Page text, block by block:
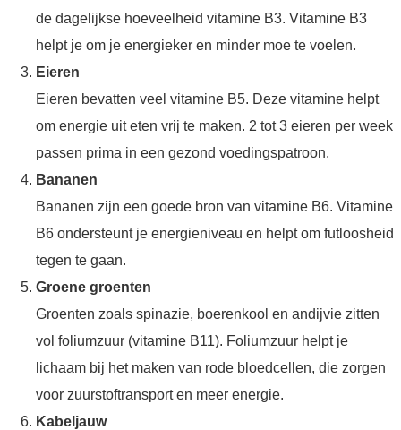
de dagelijkse hoeveelheid vitamine B3. Vitamine B3
helpt je om je energieker en minder moe te voelen.
Eieren
Eieren bevatten veel vitamine B5. Deze vitamine helpt
om energie uit eten vrij te maken. 2 tot 3 eieren per week
passen prima in een gezond voedingspatroon.
Bananen
Bananen zijn een goede bron van vitamine B6. Vitamine
B6 ondersteunt je energieniveau en helpt om futloosheid
tegen te gaan.
Groene groenten
Groenten zoals spinazie, boerenkool en andijvie zitten
vol foliumzuur (vitamine B11). Foliumzuur helpt je
lichaam bij het maken van rode bloedcellen, die zorgen
voor zuurstoftransport en meer energie.
Kabeljauw